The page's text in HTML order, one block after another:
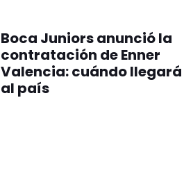
Boca Juniors anunció la
contratación de Enner
Valencia: cuándo llegará
al país